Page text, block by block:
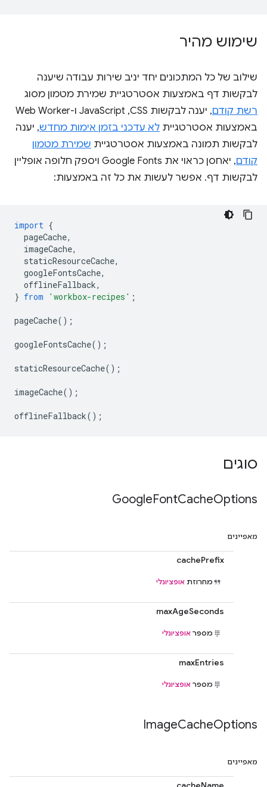
שימוש מהיר
שילוב של כל המתכונים יחד יניב שירות עבודה שיענה
לבקשות דף באמצעות אסטרטגיית שמירת מטמון מסוג
רשת קודם
, יענה לבקשות CSS,‏ JavaScript ו-Web Worker
באמצעות אסטרטגיית לא עדכני בזמן אימות מחדש, יענה
לבקשות תמונה באמצעות אסטרטגיית שמירת מטמון
קודם
, יאחסן כראוי את Google Fonts ויספק חלופה אופליין
לבקשות דף. אפשר לעשות את כל זה באמצעות:
import {
pageCache,
imageCache,
staticResourceCache,
googleFontsCache,
offlineFallback,
} from 'workbox-recipes' ;
pageCache();
googleFontsCache();
staticResourceCache();
imageCache();
offlineFallback();
סוגים
GoogleFontCacheOptions
מאפיינים
cachePrefix
מחרוזת אופציונלי
maxAgeSeconds
מספר אופציונלי
maxEntries
מספר אופציונלי
ImageCacheOptions
מאפיינים